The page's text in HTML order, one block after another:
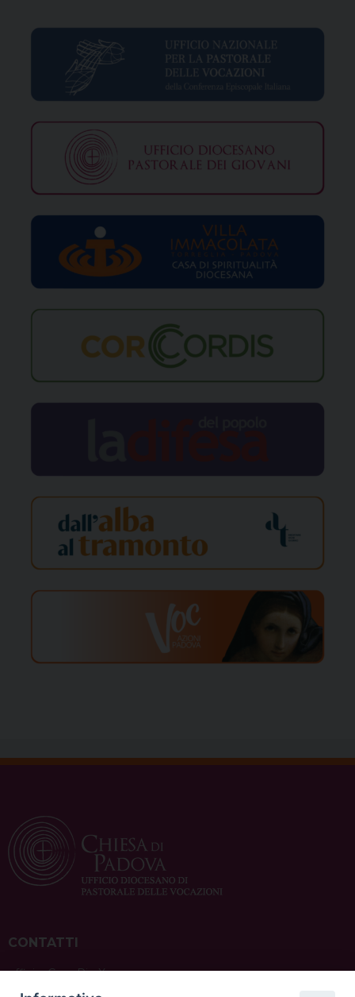
CONTATTI
ufficio: Casa Pio X
via Bonporti, 20 – 35141 Padova